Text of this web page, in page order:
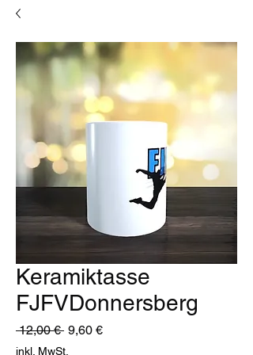
Keramiktasse
FJFVDonnersberg
12,00 € Standardpreis
9,60 €Sale-
inkl. MwSt.